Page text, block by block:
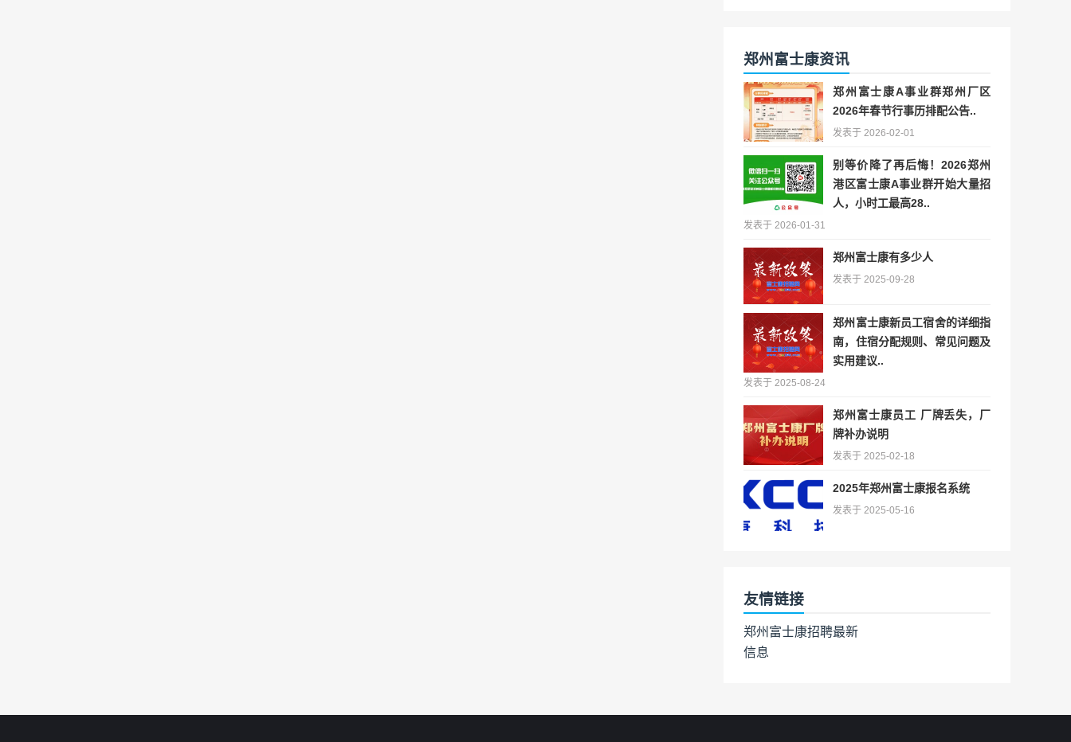
郑州富士康资讯
郑州富士康A事业群郑州厂区
2026年春节行事历排配公告..
发表于 2026-02-01
别等价降了再后悔！2026郑州
港区富士康A事业群开始大量招
人，小时工最高28..
发表于 2026-01-31
郑州富士康有多少人
发表于 2025-09-28
郑州富士康新员工宿舍的详细指
南，住宿分配规则、常见问题及
实用建议..
发表于 2025-08-24
郑州富士康员工 厂牌丢失，厂
牌补办说明
发表于 2025-02-18
2025年郑州富士康报名系统
发表于 2025-05-16
友情链接
郑州富士康招聘最新
信息